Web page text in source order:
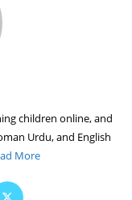
children online, and
Urdu, and English
More
Opens